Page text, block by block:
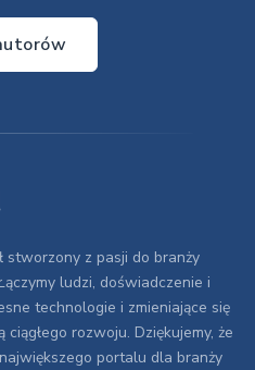
stworzony z pasji do branży
ludzi, doświadczenie i
technologie i zmieniające się
rozwoju. Dziękujemy, że
portalu dla branży